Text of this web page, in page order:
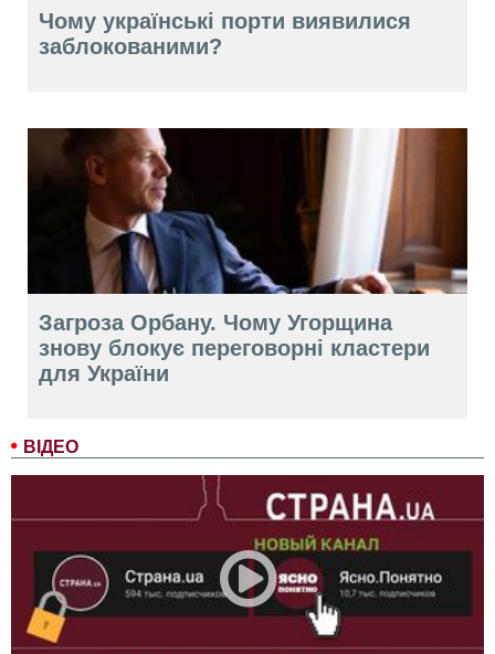
ВІДЕО
Чому українські порти виявилися
заблокованими?
Загроза Орбану. Чому Угорщина
знову блокує переговорні кластери
для України